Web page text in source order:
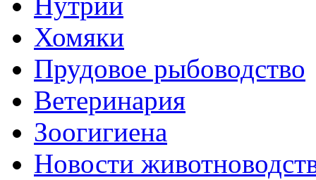
Хомяки
Прудовое рыбоводство
Ветеринария
Зоогигиена
Новости